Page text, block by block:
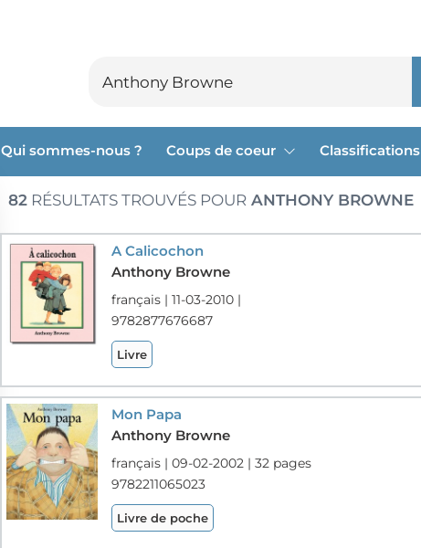
Qui sommes-nous ? Coups de coeur Classifications
82 RÉSULTATS TROUVÉS POUR ANTHONY BROWNE
A Calicochon
Anthony Browne
français | 11-03-2010 |
9782877676687
Livre
Mon Papa
Anthony Browne
français | 09-02-2002 | 32 pages
9782211065023
Livre de poche